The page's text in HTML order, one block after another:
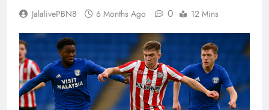
JalalivePBN8 6 Months Ago 0 12 Mins